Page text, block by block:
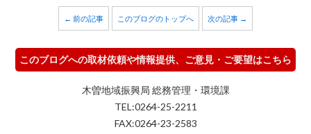
← 前の記事 このブログのトップへ 次の記事 →
このブログへの取材依頼や情報提供、ご意見・ご要望はこちら
木曽地域振興局 総務管理・環境課
TEL:0264-25-2211
FAX:0264-23-2583